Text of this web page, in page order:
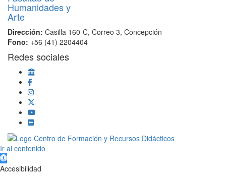
Dirección: Casilla 160-C, Correo 3, Concepción
Fono: +56 (41) 2204404
Redes sociales
Scroll
Up
Ir al contenido
Abrir barra de herramientas
Accesibilidad